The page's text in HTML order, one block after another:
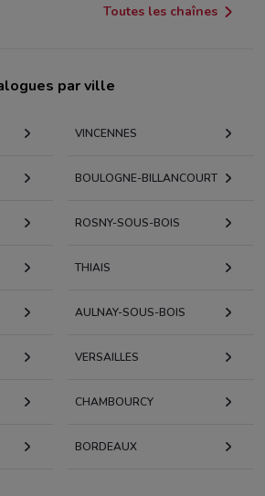
Toutes les chaînes
par ville
VINCENNES
BOULOGNE-BILLANCOURT
ROSNY-SOUS-BOIS
THIAIS
AULNAY-SOUS-BOIS
VERSAILLES
CHAMBOURCY
BORDEAUX